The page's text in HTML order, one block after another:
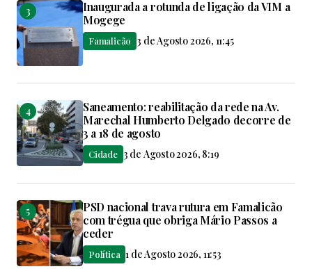
Inaugurada a rotunda de ligação da VIM a
Mogege
Famalicão 3 de Agosto 2026, 11:45
Saneamento: reabilitação da rede na Av.
Marechal Humberto Delgado decorre de
3 a 18 de agosto
Cidade 3 de Agosto 2026, 8:19
PSD nacional trava rutura em Famalicão
com trégua que obriga Mário Passos a
ceder
Política 1 de Agosto 2026, 11:53